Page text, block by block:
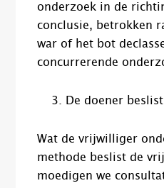
onderzoek in de
conclusie, betrokken
war of het bot
concurrerende
De doener beslist
Wat de vrijwilliger
methode beslist de
moedigen we